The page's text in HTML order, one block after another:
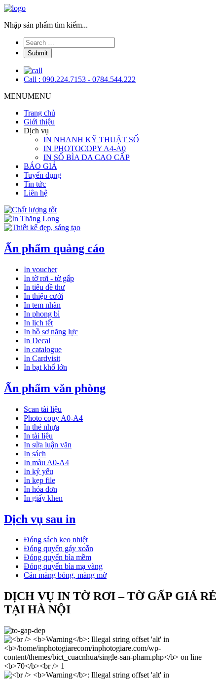
Nhập sản phẩm tìm kiếm...
Call : 090.224.7153 - 0784.544.222
MENUMENU
Trang chủ
Giới thiệu
Dịch vụ
IN NHANH KỸ THUẬT SỐ
IN PHOTOCOPY A4-A0
IN SỔ BÌA DA CAO CẤP
BÁO GIÁ
Tuyển dụng
Tin tức
Liên hệ
Ấn phẩm quảng cáo
In voucher
In tờ rơi - tờ gấp
In tiêu đề thư
In thiệp cưới
In tem nhãn
In phong bì
In lịch tết
In hồ sơ năng lực
In Decal
In catalogue
In Cardvisit
In bạt khổ lớn
Ấn phẩm văn phòng
Scan tài liệu
Photo copy A0-A4
In thẻ nhựa
In tài liệu
In sửa luận văn
In sách
In màu A0-A4
In kỷ yếu
In kẹp file
In hóa đơn
In giấy khen
Dịch vụ sau in
Đóng sách keo nhiệt
Đóng quyển gáy xoắn
Đóng quyển bìa mềm
Đóng quyển bìa mạ vàng
Cán màng bóng, màng mờ
DỊCH VỤ IN TỜ RƠI – TỜ GẤP GIÁ RẺ
TẠI HÀ NỘI